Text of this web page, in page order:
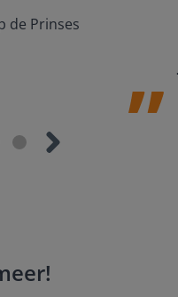
de Prinses
!